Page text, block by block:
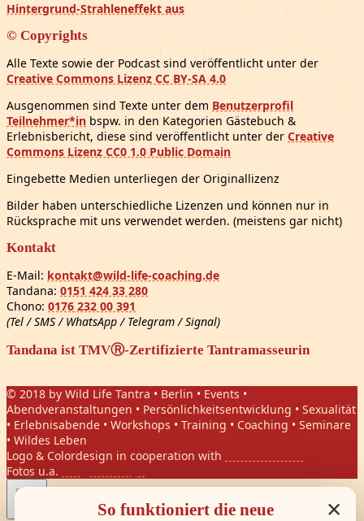
Hintergrund-Strahleneffekt aus
© Copyrights
Alle Texte sowie der Podcast sind veröffentlicht unter der
Creative Commons Lizenz CC BY-SA 4.0
Ausgenommen sind Texte unter dem Benutzerprofil
Teilnehmer*in bspw. in den Kategorien Gästebuch &
Erlebnisbericht, diese sind veröffentlicht unter der Creative
Commons Lizenz CC0 1.0 Public Domain
Eingebette Medien unterliegen der Originallizenz
Bilder haben unterschiedliche Lizenzen und können nur in
Rücksprache mit uns verwendet werden. (meistens gar nicht)
Kontakt
E-Mail: kontakt@wild-life-coaching.de
Tandana: 0151 424 33 280
Chono: 0176 232 00 391
(Tel / SMS / WhatsApp / Telegram / Signal)
Tandana ist TMVⓇ-Zertifizierte Tantramasseurin
© 2018 by Wild Life Tantra • Berlin • Events •
Abendveranstaltungen • Persönlichkeitsentwicklung • Sexualität
• Erlebnisabende • Workshops • Training • Coaching • Seminare
• Wildes Leben
Logo & Colordesign in cooperation with
Fotos u.a.
×
So funktioniert die neue